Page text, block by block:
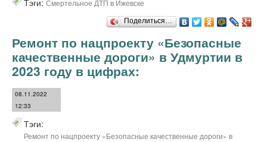
Смертельное ДТП в Ижевске
Поделиться…
Ремонт по нацпроекту «Безопасные
качественные дороги» в Удмуртии в
2023 году в цифрах:
08.11.2022
12:33
Тэги:
Ремонт по нацпроекту «Безопасные качественные дороги» в